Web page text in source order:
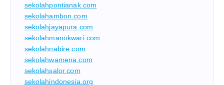
sekolahpontianak.com
sekolahambon.com
sekolahjayapura.com
sekolahmanokwari.com
sekolahnabire.com
sekolahwamena.com
sekolahsalor.com
sekolahindonesia.org